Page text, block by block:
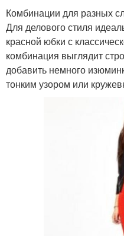
Комбинации для разных
Для делового стиля
красной юбки с
комбинация выглядит
добавить немного
тонким узором или